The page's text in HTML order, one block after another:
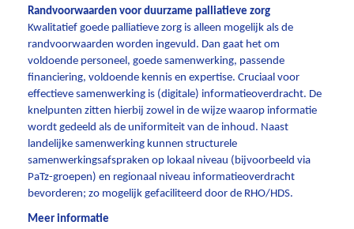
Randvoorwaarden voor duurzame palliatieve zorg
Kwalitatief goede palliatieve zorg is alleen mogelijk als de
randvoorwaarden worden ingevuld. Dan gaat het om
voldoende personeel, goede samenwerking, passende
financiering, voldoende kennis en expertise. Cruciaal voor
effectieve samenwerking is (digitale) informatieoverdracht. De
knelpunten zitten hierbij zowel in de wijze waarop informatie
wordt gedeeld als de uniformiteit van de inhoud. Naast
landelijke samenwerking kunnen structurele
samenwerkingsafspraken op lokaal niveau (bijvoorbeeld via
PaTz-groepen) en regionaal niveau informatieoverdracht
bevorderen; zo mogelijk gefaciliteerd door de RHO/HDS.
Meer informatie